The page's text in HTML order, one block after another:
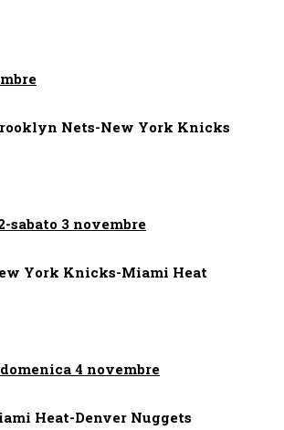
Nets-New York Knicks
sabato 3 novembre
York Knicks-Miami Heat
4 novembre
Heat-Denver Nuggets